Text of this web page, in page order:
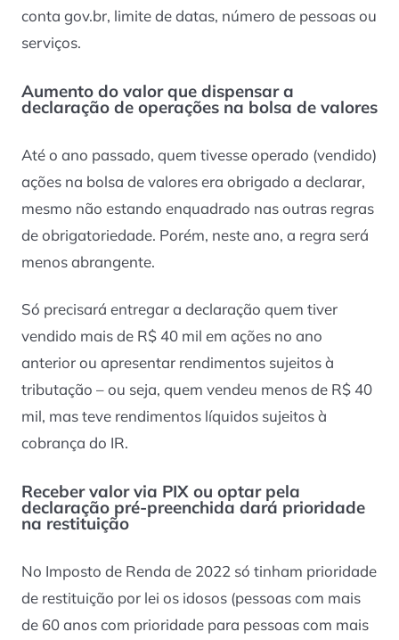
conta gov.br, limite de datas, número de pessoas ou
serviços.
Aumento do valor que dispensar a
declaração de operações na bolsa de valores
Até o ano passado, quem tivesse operado (vendido)
ações na bolsa de valores era obrigado a declarar,
mesmo não estando enquadrado nas outras regras
de obrigatoriedade. Porém, neste ano, a regra será
menos abrangente.
Só precisará entregar a declaração quem tiver
vendido mais de R$ 40 mil em ações no ano
anterior ou apresentar rendimentos sujeitos à
tributação – ou seja, quem vendeu menos de R$ 40
mil, mas teve rendimentos líquidos sujeitos à
cobrança do IR.
Receber valor via PIX ou optar pela
declaração pré-preenchida dará prioridade
na restituição
No Imposto de Renda de 2022 só tinham prioridade
de restituição por lei os idosos (pessoas com mais
de 60 anos com prioridade para pessoas com mais